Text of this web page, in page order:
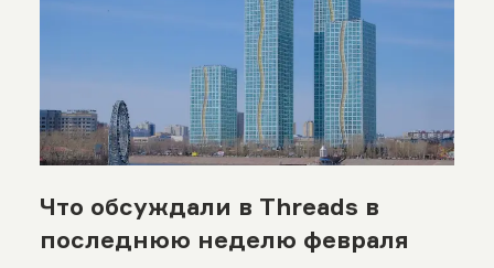
Что обсуждали в Threads в
последнюю неделю февраля